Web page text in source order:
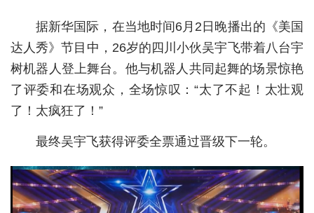
环球
专题
极客圈
经济
城建
健康
据新华国际，在当地时间6月2日晚播出的《美国
达人秀》节目中，26岁的四川小伙吴宇飞带着八台宇
树机器人登上舞台。他与机器人共同起舞的场景惊艳
了评委和在场观众，全场惊叹：“太了不起！太壮观
了！太疯狂了！”
最终吴宇飞获得评委全票通过晋级下一轮。